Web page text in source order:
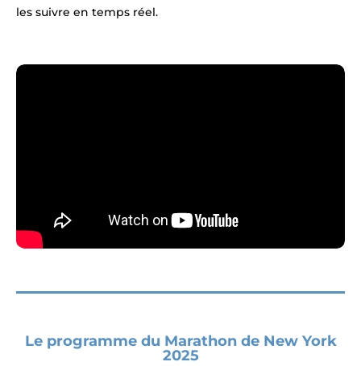
les suivre en temps réel.
Le programme du Marathon de New York
2025